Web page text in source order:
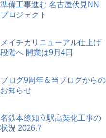
準備工事進む 名古屋伏見NN
プロジェクト
メイチカリニューアル仕上げ
段階へ 開業は9月4日
ブログ9周年＆当ブログからの
お知らせ
名鉄本線知立駅高架化工事の
状況 2026.7